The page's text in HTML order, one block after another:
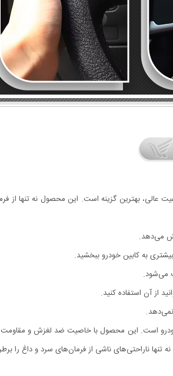
عالی، بهترین گزینه است. این محصول نه تنها
می‌دهد.
به کابین خودرو ببخشید.
از آن استفاده کنید.
است. این محصول با خاصیت ضد لغزش و مقاومت
ناراحتی‌های ناشی از فرمان‌های سرد و داغ را